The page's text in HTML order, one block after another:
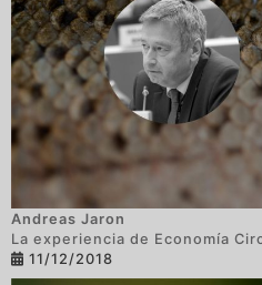
Andreas Jaron
La experiencia de Economía
11/12/2018